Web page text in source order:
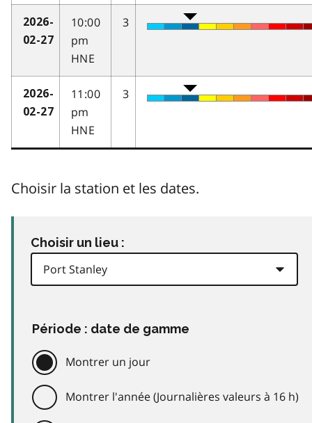
2026-
02-27
10:00
pm
HNE
3
2026-
02-27
11:00
pm
HNE
3
Choisir la station et les dates.
Choisir un lieu :
Période : date de gamme
Montrer un jour
Montrer l'année (Journalières valeurs à 16 h)